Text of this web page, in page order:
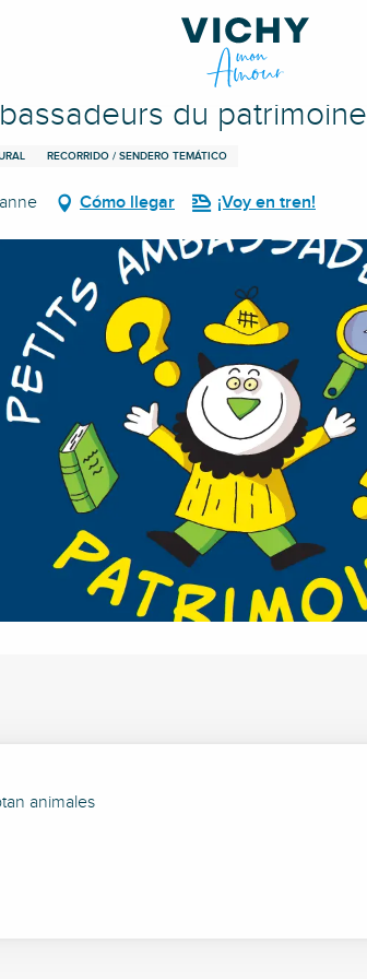
du patrimoine
RECORRIDO / SENDERO TEMÁTICO
Cómo llegar ¡Voy en tren!
animales